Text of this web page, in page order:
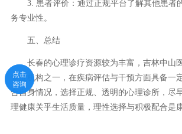
3. 患者评价：通过正规平台了解其他患者
务专业性。
五、总结
长春的心理诊疗资源较为丰富，吉林中山
专业机构之一，在疾病评估与干预方面具备一
合自身情况，选择正规、透明的心理诊所，尽
理健康关乎生活质量，理性选择与积极配合是
点击
咨询
点击
咨询